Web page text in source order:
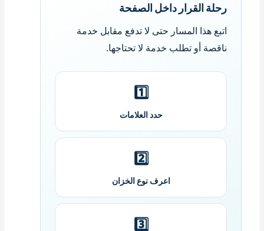
رحلة القرار داخل الصفحة
اتبع هذا المسار حتى لا تدفع مقابل خدمة
ناقصة أو تطلب خدمة لا تحتاجها.
1️⃣
حدد العلامات
2️⃣
اعرف نوع الخزان
3️⃣